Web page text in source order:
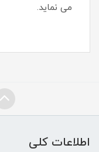
می نماید.
اطلاعات کلی